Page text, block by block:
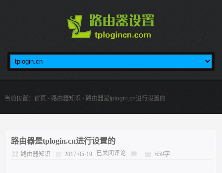
当前位置： 首页 - 路由器知识 - 路由器是tplogin.cn进行设置的
路由器是tplogin.cn进行设置的
路由器知识 2017-05-19 已关闭评论 659字